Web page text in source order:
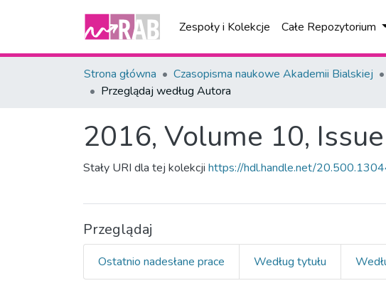
Zespoły i Kolekcje Całe Repozytorium
Strona główna Czasopisma naukowe Akademii Bialskiej
Przeglądaj według Autora
2016, Volume 10,
Stały URI dla tej kolekcji https://hdl.handle.net/
Przeglądaj
Ostatnio nadesłane prace Według tytułu